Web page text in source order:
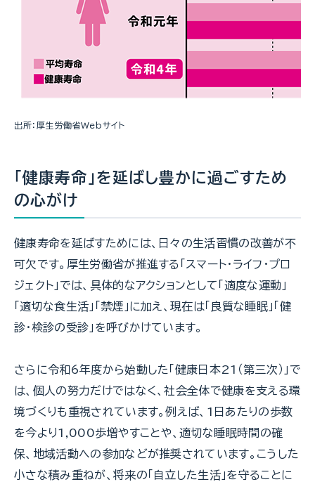
出所：厚生労働省Webサイト
「健康寿命」を延ばし豊かに過ごすため
の心がけ
健康寿命を延ばすためには、日々の生活習慣の改善が不
可欠です。厚生労働省が推進する「スマート・ライフ・プロ
ジェクト」では、具体的なアクションとして「適度な運動」
「適切な食生活」「禁煙」に加え、現在は「良質な睡眠」「健
診・検診の受診」を呼びかけています。
さらに令和6年度から始動した「健康日本21（第三次）」で
は、個人の努力だけではなく、社会全体で健康を支える環
境づくりも重視されています。例えば、1日あたりの歩数
を今より1,000歩増やすことや、適切な睡眠時間の確
保、地域活動への参加などが推奨されています。こうした
小さな積み重ねが、将来の「自立した生活」を守ることに